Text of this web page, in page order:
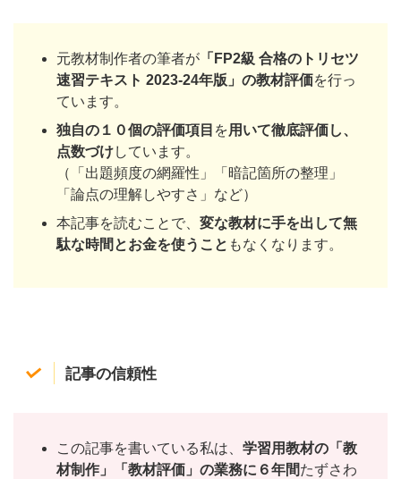
元教材制作者の筆者が 「FP2級 合格のトリセツ
速習テキスト 2023-24年版」の教材評価を行っ
ています。
独自の１０個の評価項目 を用いて徹底評価し、
点数づけしています。
（「出題頻度の網羅性」「暗記箇所の整理」
「論点の理解しやすさ」など）
本記事を読むことで、 変な教材に手を出して無
駄な時間とお金を使うこと もなくなります。
記事の信頼性
この記事を書いている私は、 学習用教材の「教
材制作」「教材評価」の業務に６年間たずさわ